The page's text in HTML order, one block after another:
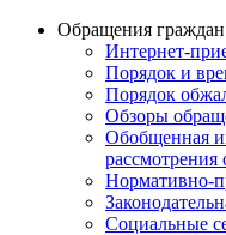
Обращения граждан
Интернет-
Порядок и
Порядок
Обзоры
Обобщенная
Нормативно-
Социальные